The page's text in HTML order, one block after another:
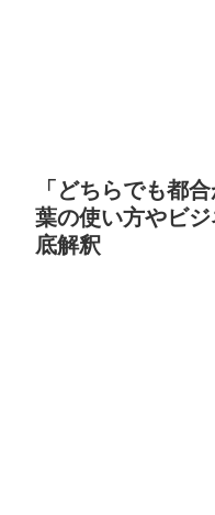
「どちらでも都
葉の使い方やビ
底解釈